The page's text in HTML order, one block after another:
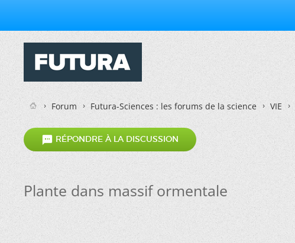
Forum Futura-Sciences : les forums de la science VIE
 RÉPONDRE À LA DISCUSSION
Plante dans massif ormentale